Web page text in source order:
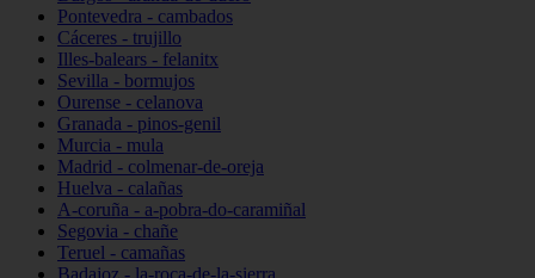
Pontevedra - cambados
Cáceres - trujillo
Illes-balears - felanitx
Sevilla - bormujos
Ourense - celanova
Granada - pinos-genil
Murcia - mula
Madrid - colmenar-de-oreja
Huelva - calañas
A-coruña - a-pobra-do-caramiñal
Segovia - chañe
Teruel - camañas
Badajoz - la-roca-de-la-sierra